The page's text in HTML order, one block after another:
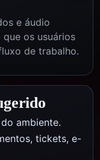
e áudio
os usuários
de trabalho.
ambiente.
tickets, e-